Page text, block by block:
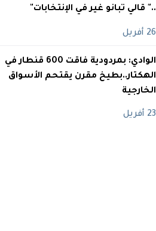
.." قالي تبانو غير في الإنتخابات"
26 أفريل
الوادي: بمردودية فاقت 600 قنطار في
الهكتار..بطيخ مقرن يقتحم الأسواق
الخارجية
23 أفريل